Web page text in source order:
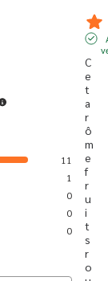
11
1
0
0
0
C
e
t
a
r
ô
m
e
f
r
u
i
t
s
r
o